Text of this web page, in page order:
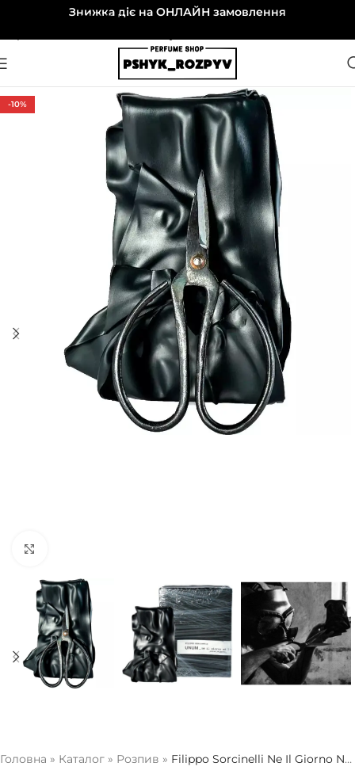
Перейти до навігаціїЗнижка діє на ОНЛАЙН замовлення
-10%
Головна » Каталог » Розпив » Filippo Sorcinelli Ne Il Giorno Ne